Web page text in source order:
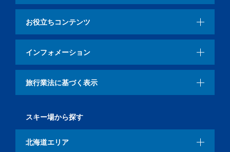
お役立ちコンテンツ
インフォメーション
旅行業法に基づく表示
スキー場から探す
北海道エリア